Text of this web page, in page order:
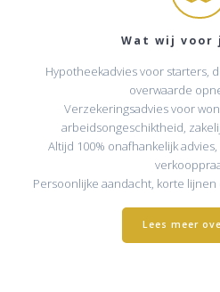
Wat wij voor
Hypotheekadvies voor starters,
overwaarde
Verzekeringsadvies voor
arbeidsongeschiktheid,
Altijd 100% onafhankelijk
Persoonlijke aandacht, korte
Lees meer